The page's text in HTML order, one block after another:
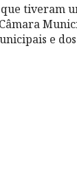
tiveram
e